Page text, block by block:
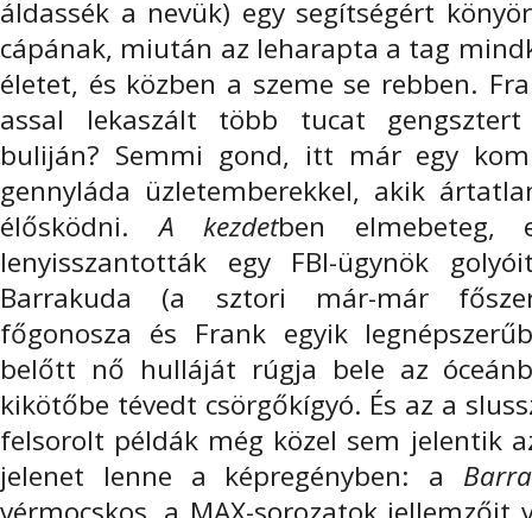
áldassék a nevük) egy segítségért
cápának, miután az leharapta a tag
életet, és közben a szeme se rebben.
assal lekaszált több tucat gengsztert
buliján? Semmi gond, itt már egy
gennyláda üzletemberekkel, akik
élősködni.A kezdetben elmebeteg,
lenyisszantották egy FBI-ügynök
Barrakuda (a sztori már-már
főgonosza és Frank egyik
belőtt nő hulláját rúgja bele az
kikötőbe tévedt csörgőkígyó. És az a
felsorolt példák még közel sem jelentik
jelenet lenne a képregényben: a